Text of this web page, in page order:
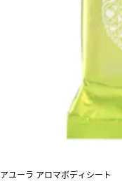
アユーラ アロマボディシート